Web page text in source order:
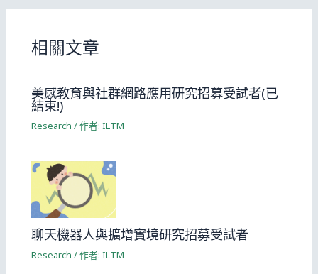
相關文章
美感教育與社群網路應用研究招募受試者(已
結束!)
Research / 作者:ILTM
聊天機器人與擴增實境研究招募受試者
Research / 作者:ILTM